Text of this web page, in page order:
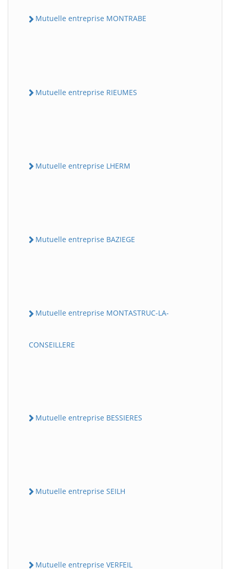
Mutuelle entreprise MONTRABE
Mutuelle entreprise RIEUMES
Mutuelle entreprise LHERM
Mutuelle entreprise BAZIEGE
Mutuelle entreprise MONTASTRUC-LA-
CONSEILLERE
Mutuelle entreprise BESSIERES
Mutuelle entreprise SEILH
Mutuelle entreprise VERFEIL